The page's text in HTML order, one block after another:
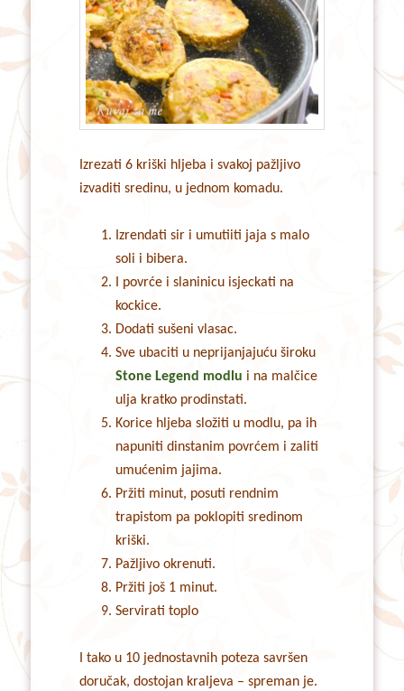
Izrezati 6 kriški hljeba i svakoj pažljivo
izvaditi sredinu, u jednom komadu.
Izrendati sir i umutiiti jaja s malo
soli i bibera.
I povrće i slaninicu isjeckati na
kockice.
Dodati sušeni vlasac.
Sve ubaciti u neprijanjajuću široku
Stone Legend modlu i na malčice
ulja kratko prodinstati.
Korice hljeba složiti u modlu, pa ih
napuniti dinstanim povrćem i zaliti
umućenim jajima.
Pržiti minut, posuti rendnim
trapistom pa poklopiti sredinom
kriški.
Pažljivo okrenuti.
Pržiti još 1 minut.
Servirati toplo
I tako u 10 jednostavnih poteza savršen
doručak, dostojan kraljeva – spreman je.